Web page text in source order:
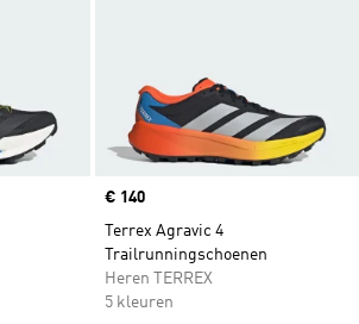
Price
€ 140
Terrex Agravic 4
Trailrunningschoenen
Heren TERREX
5 kleuren